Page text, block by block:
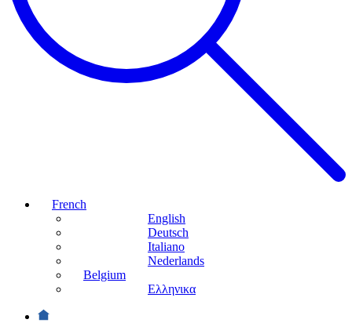
French
English
Deutsch
Italiano
Nederlands
Belgium
Ελληνικα